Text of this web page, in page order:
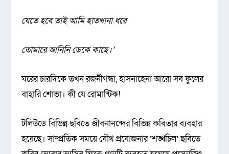
যেতে হবে তাই আমি হাতখানা ধরে
তোমারে আনিনি ডেকে কাছে।’
ঘরের চারদিকে তখন রজনীগন্ধা, হাসনাহেনা আরো সব ফুলের
বাহারি শোভা। কী যে রোমান্টিক!
টলিউডে বিভিন্ন ছবিতে জীবনানন্দের বিভিন্ন কবিতার ব্যবহার
হয়েছে। সাম্প্রতিক সময়ে যৌথ প্রযোজনার ‘শঙ্খচিল’ ছবিতে